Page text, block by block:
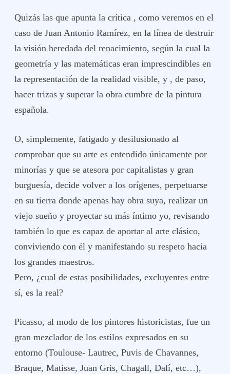
Quizás las que apunta la crítica , como veremos en el
caso de Juan Antonio Ramírez, en la línea de destruir
la visión heredada del renacimiento, según la cual la
geometría y las matemáticas eran imprescindibles en
la representación de la realidad visible, y , de paso,
hacer trizas y superar la obra cumbre de la pintura
española.
O, simplemente, fatigado y desilusionado al
comprobar que su arte es entendido únicamente por
minorías y que se atesora por capitalistas y gran
burguesía, decide volver a los orígenes, perpetuarse
en su tierra donde apenas hay obra suya, realizar un
viejo sueño y proyectar su más íntimo yo, revisando
también lo que es capaz de aportar al arte clásico,
conviviendo con él y manifestando su respeto hacia
los grandes maestros.
Pero, ¿cual de estas posibilidades, excluyentes entre
sí, es la real?
Picasso, al modo de los pintores historicistas, fue un
gran mezclador de los estilos expresados en su
entorno (Toulouse- Lautrec, Puvis de Chavannes,
Braque, Matisse, Juan Gris, Chagall, Dalí, etc…),